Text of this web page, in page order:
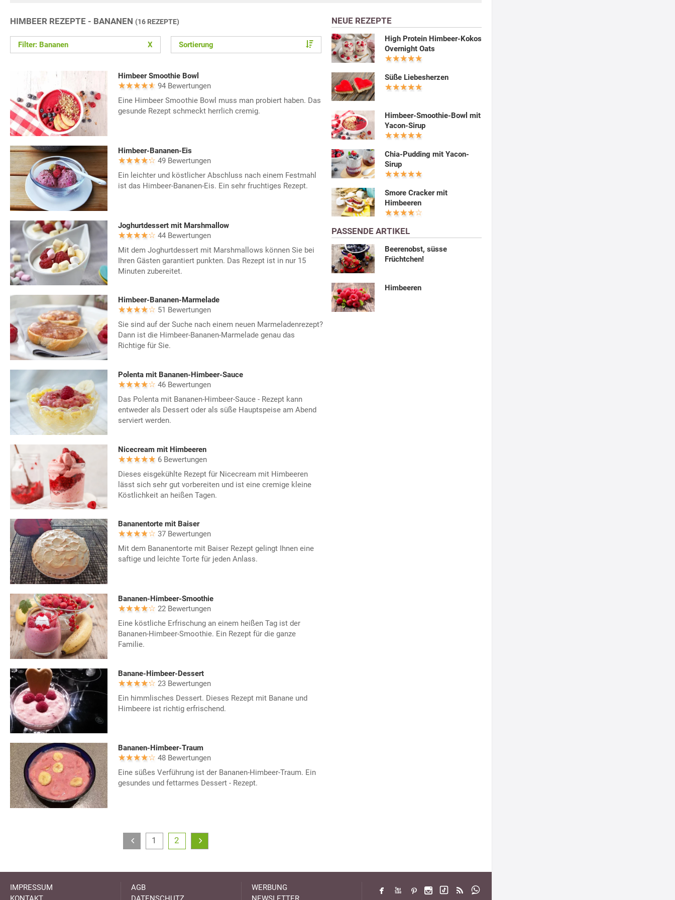
HIMBEER REZEPTE - BANANEN (16 REZEPTE)
Filter: Bananen X Sortierung
Himbeer Smoothie Bowl
94 Bewertungen
Eine Himbeer Smoothie Bowl muss man probiert haben. Das
gesunde Rezept schmeckt herrlich cremig.
Himbeer-Bananen-Eis
49 Bewertungen
Ein leichter und köstlicher Abschluss nach einem Festmahl
ist das Himbeer-Bananen-Eis. Ein sehr fruchtiges Rezept.
Joghurtdessert mit Marshmallow
44 Bewertungen
Mit dem Joghurtdessert mit Marshmallows können Sie bei
Ihren Gästen garantiert punkten. Das Rezept ist in nur 15
Minuten zubereitet.
Himbeer-Bananen-Marmelade
51 Bewertungen
Sie sind auf der Suche nach einem neuen Marmeladenrezept?
Dann ist die Himbeer-Bananen-Marmelade genau das
Richtige für Sie.
Polenta mit Bananen-Himbeer-Sauce
46 Bewertungen
Das Polenta mit Bananen-Himbeer-Sauce - Rezept kann
entweder als Dessert oder als süße Hauptspeise am Abend
serviert werden.
Nicecream mit Himbeeren
6 Bewertungen
Dieses eisgekühlte Rezept für Nicecream mit Himbeeren
lässt sich sehr gut vorbereiten und ist eine cremige kleine
Köstlichkeit an heißen Tagen.
Bananentorte mit Baiser
37 Bewertungen
Mit dem Bananentorte mit Baiser Rezept gelingt Ihnen eine
saftige und leichte Torte für jeden Anlass.
Bananen-Himbeer-Smoothie
22 Bewertungen
Eine köstliche Erfrischung an einem heißen Tag ist der
Bananen-Himbeer-Smoothie. Ein Rezept für die ganze
Familie.
Banane-Himbeer-Dessert
23 Bewertungen
Ein himmlisches Dessert. Dieses Rezept mit Banane und
Himbeere ist richtig erfrischend.
Bananen-Himbeer-Traum
48 Bewertungen
Eine süßes Verführung ist der Bananen-Himbeer-Traum. Ein
gesundes und fettarmes Dessert - Rezept.
1 2
NEUE REZEPTE
High Protein Himbeer-Kokos
Overnight Oats
Süße Liebesherzen
Himbeer-Smoothie-Bowl mit
Yacon-Sirup
Chia-Pudding mit Yacon-
Sirup
Smore Cracker mit
Himbeeren
PASSENDE ARTIKEL
Beerenobst, süsse
Früchtchen!
Himbeeren
IMPRESSUM
AGB
WERBUNG